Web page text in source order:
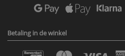
Betaling in de winkel